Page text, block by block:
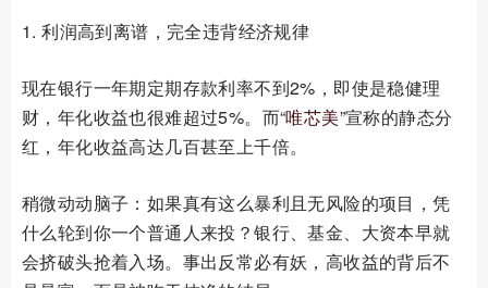
1. 利润高到离谱，完全违背经济规律
现在银行一年期定期存款利率不到2%，即使是稳健理
财，年化收益也很难超过5%。而“唯芯美”宣称的静态分
红，年化收益高达几百甚至上千倍。
稍微动动脑子：如果真有这么暴利且无风险的项目，凭
什么轮到你一个普通人来投？银行、基金、大资本早就
会挤破头抢着入场。事出反常必有妖，高收益的背后不